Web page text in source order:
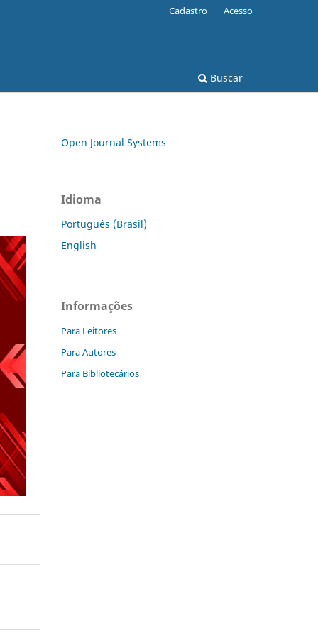
Buscar
Cadastro Acesso
Open Journal Systems
Idioma
Português (Brasil)
English
Informações
Para Leitores
Para Autores
Para Bibliotecários